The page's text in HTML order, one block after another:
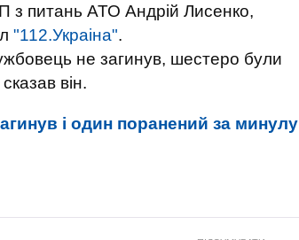
з питань АТО Андрій Лисенко,
"112.Украіна".
не загинув, шестеро були
він.
і один поранений за минулу